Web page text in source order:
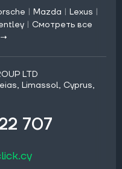
| Mazda | Lexus |
| Смотреть все
LTD
Limassol, Cyprus,
707